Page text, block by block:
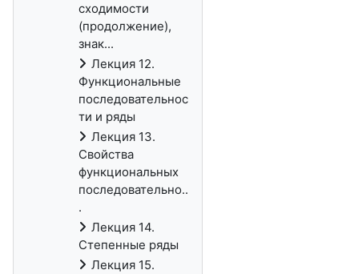
сходимости
(продолжение),
знак...
Лекция 12.
Функциональные
последовательнос
ти и ряды
Лекция 13.
Свойства
функциональных
последовательно..
.
Лекция 14.
Степенные ряды
Лекция 15.